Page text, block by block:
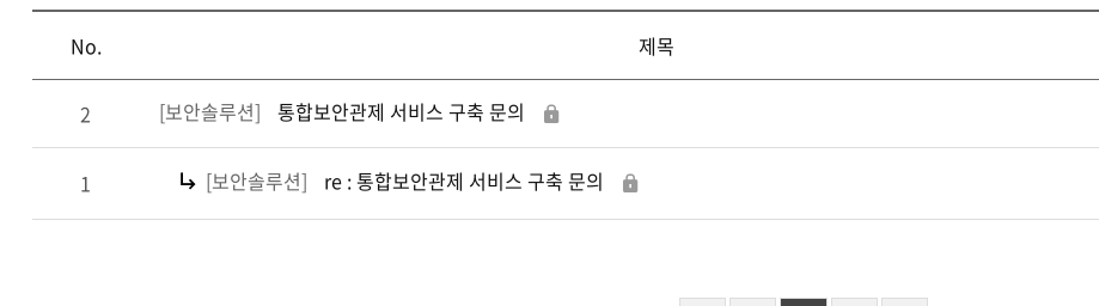
No. 제목
2 [보안솔루션] 통합보안관제 서비스 구축 문의
1 [보안솔루션] re : 통합보안관제 서비스 구축 문의